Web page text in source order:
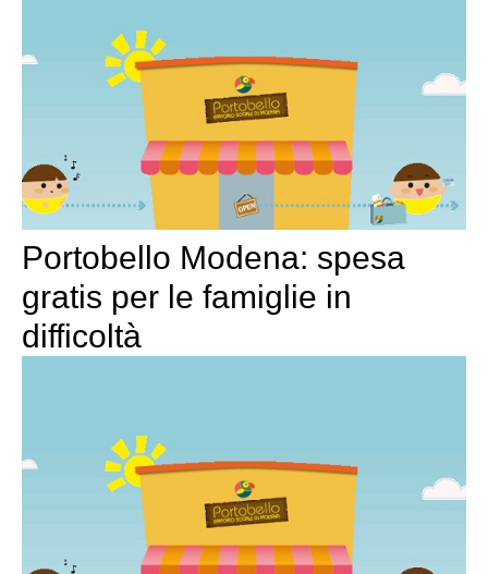
Portobello Modena: spesa
gratis per le famiglie in
difficoltà